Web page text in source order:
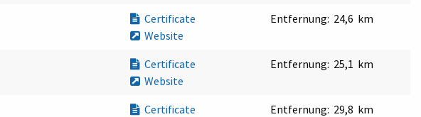
Certificate
Website
Entfernung: 24,6 km
Certificate
Website
Entfernung: 25,1 km
Certificate Entfernung: 29,8 km